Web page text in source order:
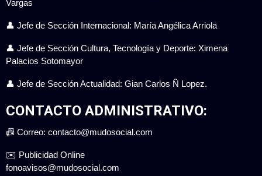
Vargas
👤 Jefe de Sección Internacional: María Angélica Arriola
👤 Jefe de Sección Cultura, Tecnología y Deporte: Ximena
Palacios Sotomayor
👤 Jefe de Sección Actualidad: Gian Carlos Ñ Lopez.
CONTACTO ADMINISTRATIVO:
📠 Correo: contacto@mudosocial.com
✉️ Publicidad Online
fonoavisos@mudosocial.com